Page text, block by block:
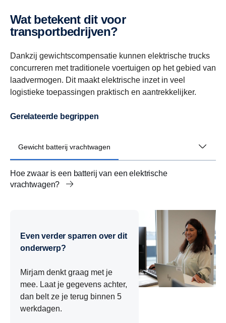
Wat betekent dit voor
transportbedrijven?
Dankzij gewichtscompensatie kunnen elektrische trucks
concurreren met traditionele voertuigen op het gebied van
laadvermogen. Dit maakt elektrische inzet in veel
logistieke toepassingen praktisch en aantrekkelijker.
Gerelateerde begrippen
Gewicht batterij vrachtwagen
Hoe zwaar is een batterij van een elektrische
vrachtwagen?
Wat is de impact van batterijgewicht op laadvermogen?
Wat is Europese gewichtscompensatie voor elektrische
Even verder sparren over dit
onderwerp?
Mirjam denkt graag met je
mee. Laat je gegevens achter,
dan belt ze je terug binnen 5
werkdagen.